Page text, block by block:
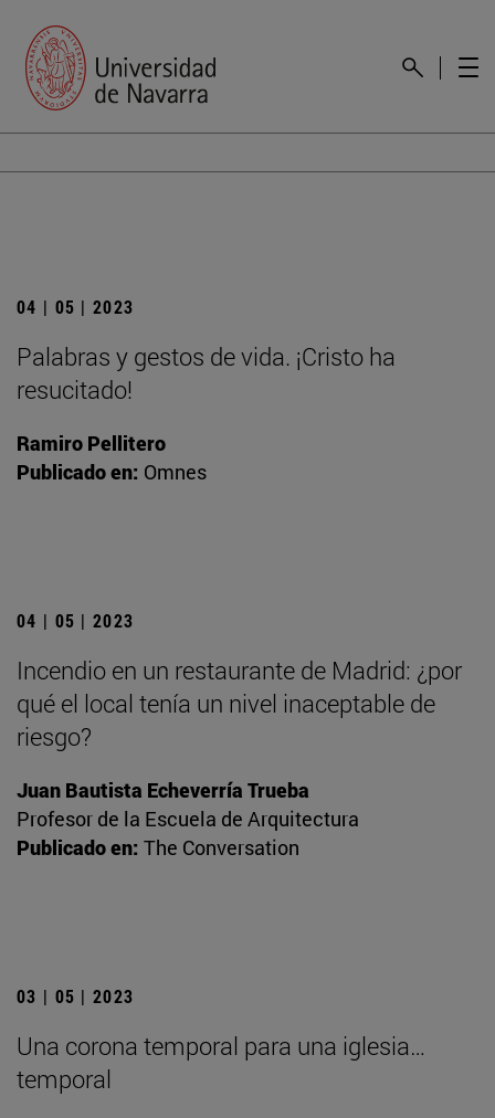
04 | 05 | 2023
Palabras y gestos de vida. ¡Cristo ha
resucitado!
Ramiro Pellitero
Publicado en: Omnes
04 | 05 | 2023
Incendio en un restaurante de Madrid: ¿por
qué el local tenía un nivel inaceptable de
riesgo?
Juan Bautista Echeverría Trueba
Profesor de la Escuela de Arquitectura
Publicado en: The Conversation
03 | 05 | 2023
Una corona temporal para una iglesia…
temporal